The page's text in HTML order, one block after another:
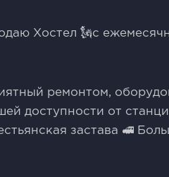
Хостел 🗽с
ремонтом,
доступности от
застава 🚅